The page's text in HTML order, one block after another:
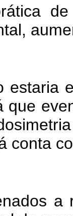
estaria
que
conta